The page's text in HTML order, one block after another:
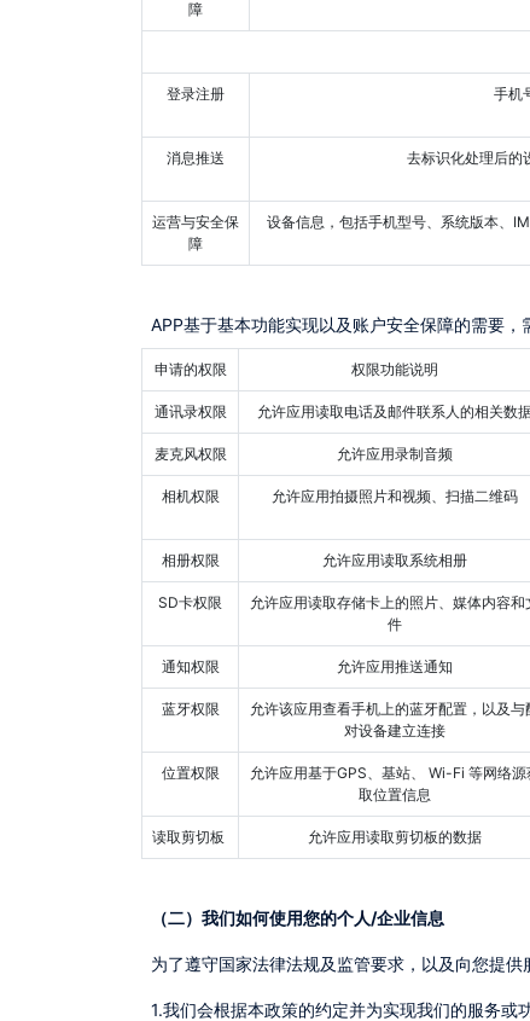
障
登录注册 手
消息推送 去标识化处理后
运营与安全保
障
设备信息，包括手机型号、系统版本、IMEI、OAID（应用匿名标识）、软件版本号、操作、服务
APP基于基本功能实现以及账户安全保障的需要，
申请的权限 权限功能说明
通讯录权限 允许应用读取电话及邮件联系人的相关数
麦克风权限 允许应用录制音频
相机权限 允许应用拍摄照片和视频、扫描二维码
相册权限 允许应用读取系统相册
SD卡权限
允许应用读取存储卡上的照片、媒体内容和文
件
通知权限 允许应用推送通知
蓝牙权限
允许该应用查看手机上的蓝牙配置，以及与配
对设备建立连接
位置权限
允许应用基于GPS、基站、 Wi-Fi 等网络源获
取位置信息
读取剪切板 允许应用读取剪切板的数据
（二）我们如何使用您的个人/企业信息
为了遵守国家法律法规及监管要求，以及向您提
1.我们会根据本政策的约定并为实现我们的服务